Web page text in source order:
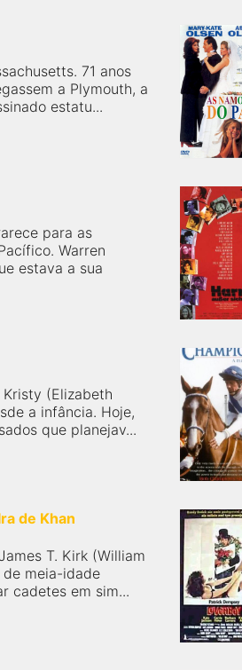
71 anos
a Plymouth, a
estatu...
para as
Warren
estava a sua
(Elizabeth
a infância. Hoje,
que planejav...
de Khan
T. Kirk (William
meia-idade
cadetes em sim...